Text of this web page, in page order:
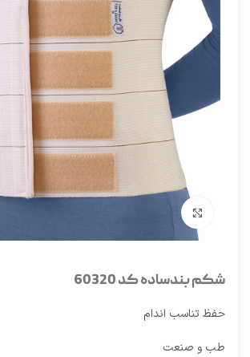
شکم بندساده کد 60320
حفظ تناسب اندام
طب و صنعت